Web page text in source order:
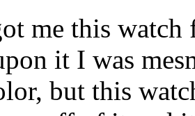
me this watch
it I was
but this